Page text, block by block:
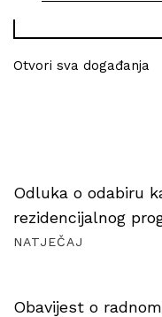
Otvori sva događanja
Odluka o odabiru
rezidencijalnog
NATJEČAJ
Obavijest o